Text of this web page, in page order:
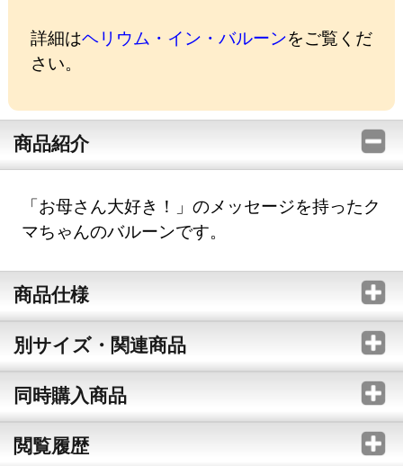
詳細はヘリウム・イン・バルーンをご覧くだ
さい。
商品紹介
「お母さん大好き！」のメッセージを持ったク
マちゃんのバルーンです。
商品仕様
別サイズ・関連商品
同時購入商品
閲覧履歴